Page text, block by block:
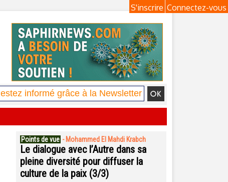
Connectez-vous
S'inscrire
Points de vue - Mohammed El Mahdi Krabch
Le dialogue avec l’Autre dans sa
pleine diversité pour diffuser la
culture de la paix (3/3)